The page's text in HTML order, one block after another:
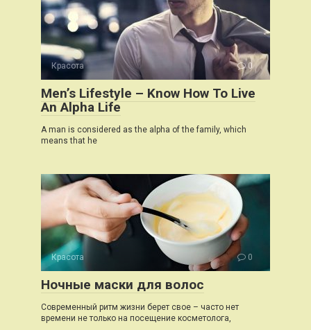
Красота 0
Men’s Lifestyle – Know How To Live
An Alpha Life
A man is considered as the alpha of the family, which
means that he
Красота 0
Ночные маски для волос
Современный ритм жизни берет свое – часто нет
времени не только на посещение косметолога,